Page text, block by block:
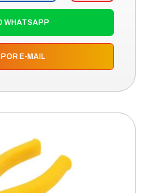
WHATSAPP
E-MAIL